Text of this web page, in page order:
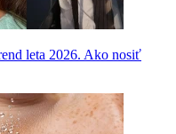
leta 2026. Ako nosiť